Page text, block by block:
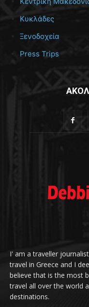
Κυκλάδες
Ξενοδοχεία
Press Trips
I' am a traveller
travel in Greece and I
believe that is the most
travel all over the world
destinations.